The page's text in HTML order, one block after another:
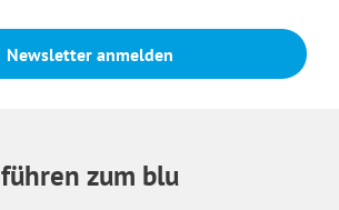
Newsletter anmelden
zum blu